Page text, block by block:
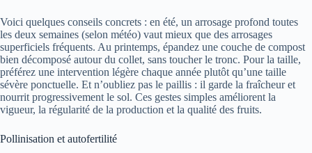
Voici quelques conseils concrets : en été, un arrosage profond toutes
les deux semaines (selon météo) vaut mieux que des arrosages
superficiels fréquents. Au printemps, épandez une couche de compost
bien décomposé autour du collet, sans toucher le tronc. Pour la taille,
préférez une intervention légère chaque année plutôt qu’une taille
sévère ponctuelle. Et n’oubliez pas le paillis : il garde la fraîcheur et
nourrit progressivement le sol. Ces gestes simples améliorent la
vigueur, la régularité de la production et la qualité des fruits.
Pollinisation et autofertilité